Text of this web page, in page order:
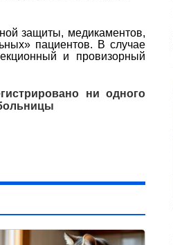
защиты, медикаментов,
пациентов. В случае
и провизорный
ни одного